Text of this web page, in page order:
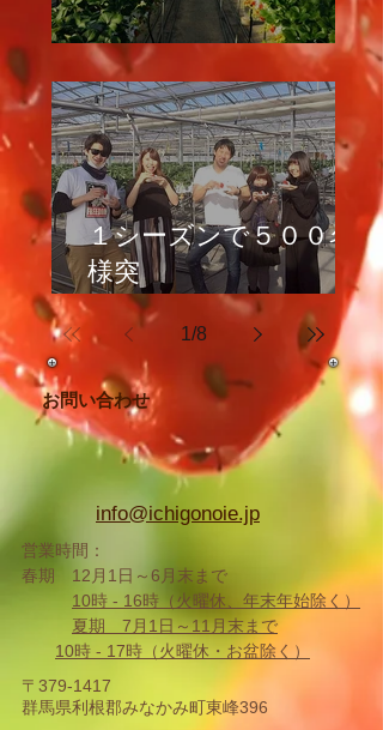
イチゴ栽培の管理
１シーズンで５００名
様突
破！
人気のいちご大福体験♪
1/8
お問い合わせ
info@ichigonoie.jp
営業時間：
春期 12月1日～6月末まで
10時 - 16時（火曜休、年末年始除く ）
夏期 7月1日～11月末まで
10時 - 17時 （火曜休・お盆除く）
〒379-1417
群馬県利根郡みなかみ町東峰396